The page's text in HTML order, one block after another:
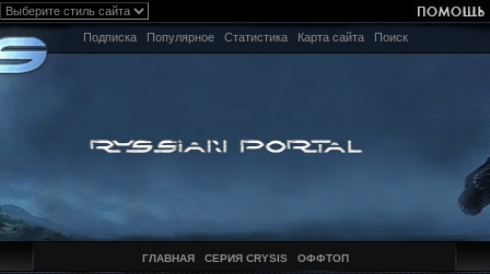
Подписка Популярное Статистика Карта сайта Поиск
ГЛАВНАЯ СЕРИЯ CRYSIS ОФФТОП